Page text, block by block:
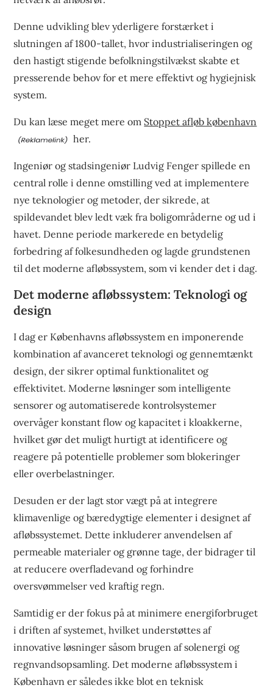
Denne udvikling blev yderligere forstærket i
slutningen af 1800-tallet, hvor industrialiseringen og
den hastigt stigende befolkningstilvækst skabte et
presserende behov for et mere effektivt og hygiejnisk
system.
Du kan læse meget mere om Stoppet afløb københavn
her.
Ingeniør og stadsingeniør Ludvig Fenger spillede en
central rolle i denne omstilling ved at implementere
nye teknologier og metoder, der sikrede, at
spildevandet blev ledt væk fra boligområderne og ud i
havet. Denne periode markerede en betydelig
forbedring af folkesundheden og lagde grundstenen
til det moderne afløbssystem, som vi kender det i dag.
Det moderne afløbssystem: Teknologi og
design
I dag er Københavns afløbssystem en imponerende
kombination af avanceret teknologi og gennemtænkt
design, der sikrer optimal funktionalitet og
effektivitet. Moderne løsninger som intelligente
sensorer og automatiserede kontrolsystemer
overvåger konstant flow og kapacitet i kloakkerne,
hvilket gør det muligt hurtigt at identificere og
reagere på potentielle problemer som blokeringer
eller overbelastninger.
Desuden er der lagt stor vægt på at integrere
klimavenlige og bæredygtige elementer i designet af
afløbssystemet. Dette inkluderer anvendelsen af
permeable materialer og grønne tage, der bidrager til
at reducere overfladevand og forhindre
oversvømmelser ved kraftig regn.
Samtidig er der fokus på at minimere energiforbruget
i driften af systemet, hvilket understøttes af
innovative løsninger såsom brugen af solenergi og
regnvandsopsamling. Det moderne afløbssystem i
København er således ikke blot en teknisk